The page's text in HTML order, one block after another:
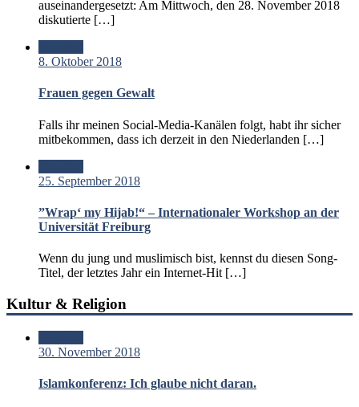
auseinandergesetzt: Am Mittwoch, den 28. November 2018
diskutierte […]
8. Oktober 2018
Frauen gegen Gewalt
Falls ihr meinen Social-Media-Kanälen folgt, habt ihr sicher
mitbekommen, dass ich derzeit in den Niederlanden […]
25. September 2018
”Wrap‘ my Hijab!“ – Internationaler Workshop an der
Universität Freiburg
Wenn du jung und muslimisch bist, kennst du diesen Song-
Titel, der letztes Jahr ein Internet-Hit […]
Kultur & Religion
30. November 2018
Islamkonferenz: Ich glaube nicht daran.